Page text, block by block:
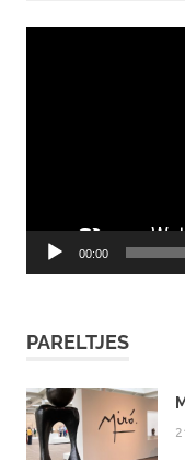
00:00
PARELTJES